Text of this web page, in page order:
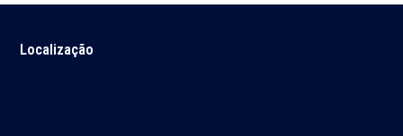
Localização